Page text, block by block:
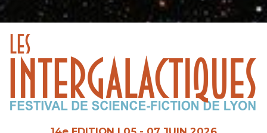
Aller
au